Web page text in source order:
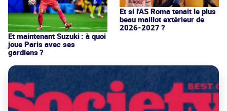
Et maintenant Suzuki : à quoi
joue Paris avec ses
gardiens ?
Et si l'AS Roma tenait le plus
beau maillot extérieur de
2026-2027 ?